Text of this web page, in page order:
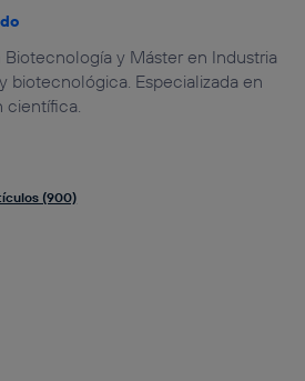
Biotecnología y Máster en Industria
biotecnológica. Especializada en
(900)